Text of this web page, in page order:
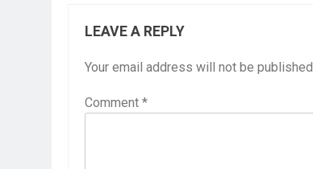
LEAVE A REPLY
Your email address will not be published.
Comment *